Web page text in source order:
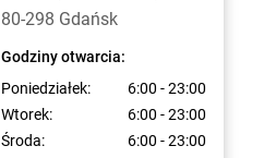
80-298 Gdańsk
Godziny otwarcia:
Poniedziałek:
6:00 - 23:00
Wtorek:
6:00 - 23:00
Środa:
6:00 - 23:00